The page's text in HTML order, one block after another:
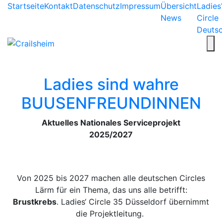
StartseiteKontaktDatenschutzImpressumÜbersicht
News
Circle
Ladies sind wahre
BUUSENFREUNDINNEN
Aktuelles Nationales Serviceprojekt
2025/2027
Von 2025 bis 2027 machen alle deutschen Circles
Lärm für ein Thema, das uns alle betrifft:
Brustkrebs. Ladies‘ Circle 35 Düsseldorf übernimmt
die Projektleitung.